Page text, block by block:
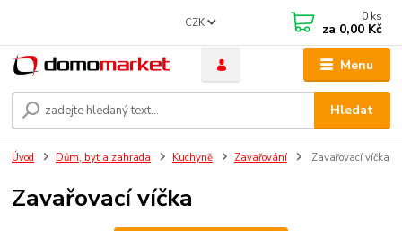
Menu
CZK
Hledat
0 ks
za 0,00 Kč
Úvod Dům, byt a zahrada Kuchyně Zavařování Zavařovací víčka
Zavařovací víčka